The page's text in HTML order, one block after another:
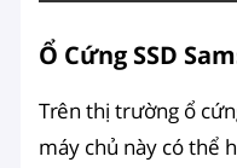
Ổ Cứng SSD
Trên thị trường ổ
máy chủ này có thể